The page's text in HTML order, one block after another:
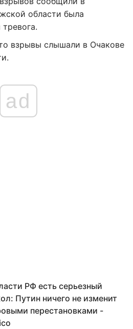
области была
взрывы слышали в Очакове
ad
РФ есть серьезный
Путин ничего не изменит
перестановками -